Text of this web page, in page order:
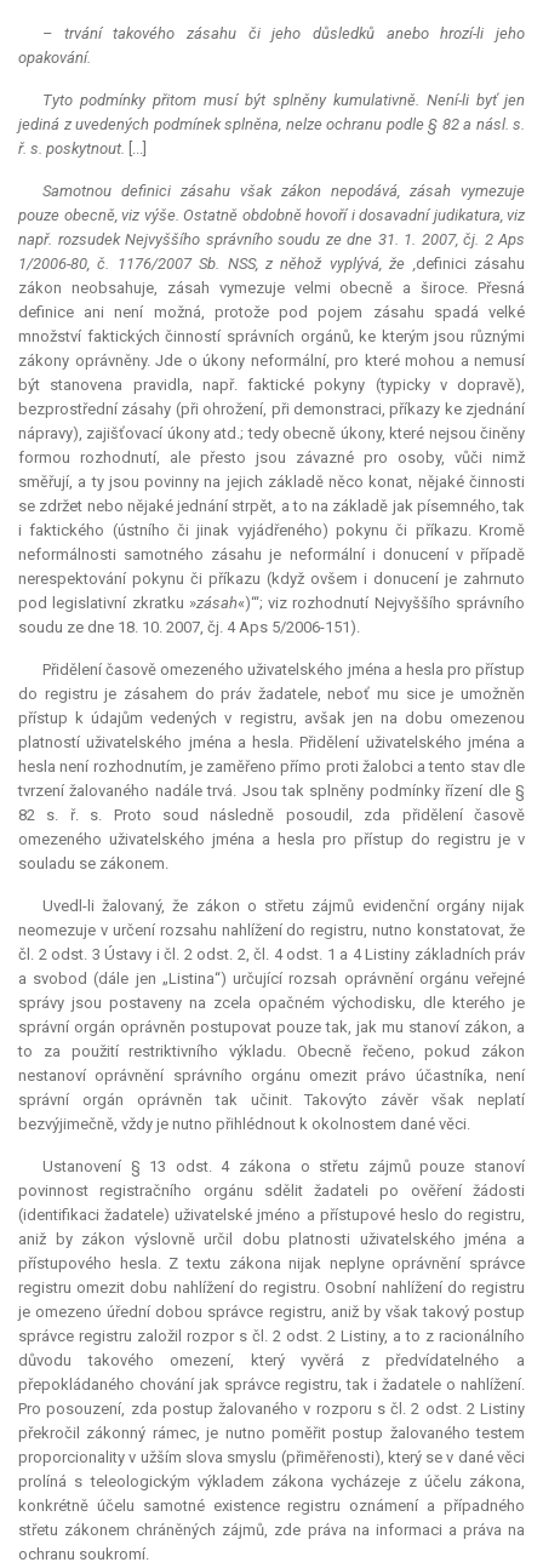
– trvání takového zásahu či jeho důsledků anebo hrozí-li jeho
opakování.
Tyto podmínky přitom musí být splněny kumulativně. Není-li byť jen
jediná z uvedených podmínek splněna, nelze ochranu podle § 82 a násl. s.
ř. s. poskytnout. [...]
Samotnou definici zásahu však zákon nepodává, zásah vymezuje
pouze obecně, viz výše. Ostatně obdobně hovoří i dosavadní judikatura, viz
např. rozsudek Nejvyššího správního soudu ze dne 31. 1. 2007, čj. 2 Aps
1/2006-80, č. 1176/2007 Sb. NSS, z něhož vyplývá, že ,definici zásahu
zákon neobsahuje, zásah vymezuje velmi obecně a široce. Přesná
definice ani není možná, protože pod pojem zásahu spadá velké
množství faktických činností správních orgánů, ke kterým jsou různými
zákony oprávněny. Jde o úkony neformální, pro které mohou a nemusí
být stanovena pravidla, např. faktické pokyny (typicky v dopravě),
bezprostřední zásahy (při ohrožení, při demonstraci, příkazy ke zjednání
nápravy), zajišťovací úkony atd.; tedy obecně úkony, které nejsou činěny
formou rozhodnutí, ale přesto jsou závazné pro osoby, vůči nimž
směřují, a ty jsou povinny na jejich základě něco konat, nějaké činnosti
se zdržet nebo nějaké jednání strpět, a to na základě jak písemného, tak
i faktického (ústního či jinak vyjádřeného) pokynu či příkazu. Kromě
neformálnosti samotného zásahu je neformální i donucení v případě
nerespektování pokynu či příkazu (když ovšem i donucení je zahrnuto
pod legislativní zkratku »zásah«)‘“; viz rozhodnutí Nejvyššího správního
soudu ze dne 18. 10. 2007, čj. 4 Aps 5/2006-151).
Přidělení časově omezeného uživatelského jména a hesla pro přístup
do registru je zásahem do práv žadatele, neboť mu sice je umožněn
přístup k údajům vedených v registru, avšak jen na dobu omezenou
platností uživatelského jména a hesla. Přidělení uživatelského jména a
hesla není rozhodnutím, je zaměřeno přímo proti žalobci a tento stav dle
tvrzení žalovaného nadále trvá. Jsou tak splněny podmínky řízení dle §
82 s. ř. s. Proto soud následně posoudil, zda přidělení časově
omezeného uživatelského jména a hesla pro přístup do registru je v
souladu se zákonem.
Uvedl-li žalovaný, že zákon o střetu zájmů evidenční orgány nijak
neomezuje v určení rozsahu nahlížení do registru, nutno konstatovat, že
čl. 2 odst. 3 Ústavy i čl. 2 odst. 2, čl. 4 odst. 1 a 4 Listiny základních práv
a svobod (dále jen „Listina“) určující rozsah oprávnění orgánu veřejné
správy jsou postaveny na zcela opačném východisku, dle kterého je
správní orgán oprávněn postupovat pouze tak, jak mu stanoví zákon, a
to za použití restriktivního výkladu. Obecně řečeno, pokud zákon
nestanoví oprávnění správního orgánu omezit právo účastníka, není
správní orgán oprávněn tak učinit. Takovýto závěr však neplatí
bezvýjimečně, vždy je nutno přihlédnout k okolnostem dané věci.
Ustanovení § 13 odst. 4 zákona o střetu zájmů pouze stanoví
povinnost registračního orgánu sdělit žadateli po ověření žádosti
(identifikaci žadatele) uživatelské jméno a přístupové heslo do registru,
aniž by zákon výslovně určil dobu platnosti uživatelského jména a
přístupového hesla. Z textu zákona nijak neplyne oprávnění správce
registru omezit dobu nahlížení do registru. Osobní nahlížení do registru
je omezeno úřední dobou správce registru, aniž by však takový postup
správce registru založil rozpor s čl. 2 odst. 2 Listiny, a to z racionálního
důvodu takového omezení, který vyvěrá z předvídatelného a
přepokládaného chování jak správce registru, tak i žadatele o nahlížení.
Pro posouzení, zda postup žalovaného v rozporu s čl. 2 odst. 2 Listiny
překročil zákonný rámec, je nutno poměřit postup žalovaného testem
proporcionality v užším slova smyslu (přiměřenosti), který se v dané věci
prolíná s teleologickým výkladem zákona vycházeje z účelu zákona,
konkrétně účelu samotné existence registru oznámení a případného
střetu zákonem chráněných zájmů, zde práva na informaci a práva na
ochranu soukromí.